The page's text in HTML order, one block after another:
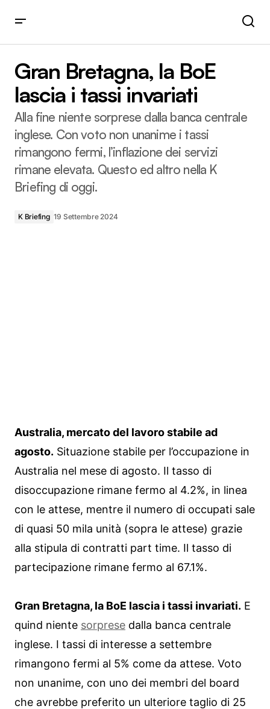
Gran Bretagna, la BoE
lascia i tassi invariati
Alla fine niente sorprese dalla banca centrale
inglese. Con voto non unanime i tassi
rimangono fermi, l’inflazione dei servizi
rimane elevata. Questo ed altro nella K
Briefing di oggi.
K Briefing 19 Settembre 2024
Australia, mercato del lavoro stabile ad
agosto. Situazione stabile per l’occupazione in
Australia nel mese di agosto. Il tasso di
disoccupazione rimane fermo al 4.2%, in linea
con le attese, mentre il numero di occupati sale
di quasi 50 mila unità (sopra le attese) grazie
alla stipula di contratti part time. Il tasso di
partecipazione rimane fermo al 67.1%.
Gran Bretagna, la BoE lascia i tassi invariati. E
quind niente sorprese dalla banca centrale
inglese. I tassi di interesse a settembre
rimangono fermi al 5% come da attese. Voto
non unanime, con uno dei membri del board
che avrebbe preferito un ulteriore taglio di 25